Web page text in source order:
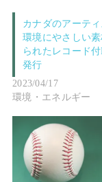
カナダのアーティ
環境にやさしい
られたレコード
発行
2023/04/17
環境・エネルギー